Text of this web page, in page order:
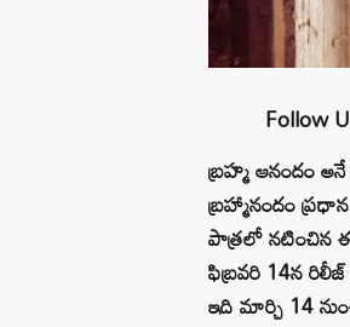
Follow
బ్రహ్మ ఆనందం
బ్రహ్మానందం
పాత్రలో నటించిన
ఫిబ్రవరి 14న
ఇది మార్చి 14